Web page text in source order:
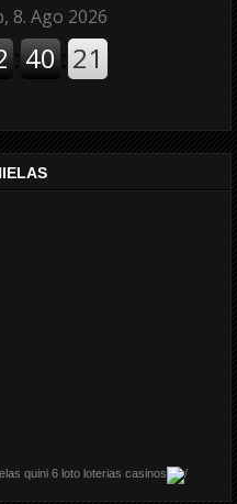
quini 6 loto loterias casinos